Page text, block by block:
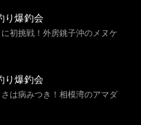
り爆釣会
初挑戦！外房銚子沖のメヌケ
り爆釣会
は病みつき！相模湾のアマダ